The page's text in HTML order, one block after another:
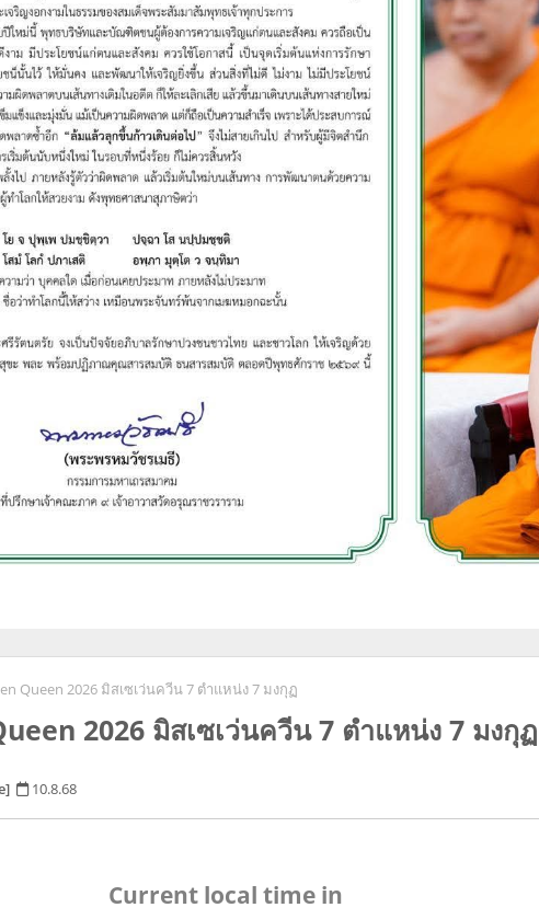
Queen 2026 มิสเซเว่นควีน 7 ตำแหน่ง 7 มงกุฏ
2026 มิสเซเว่นควีน 7 ตำแหน่ง 7 มงกุฏ
10.8.68
Current local time in